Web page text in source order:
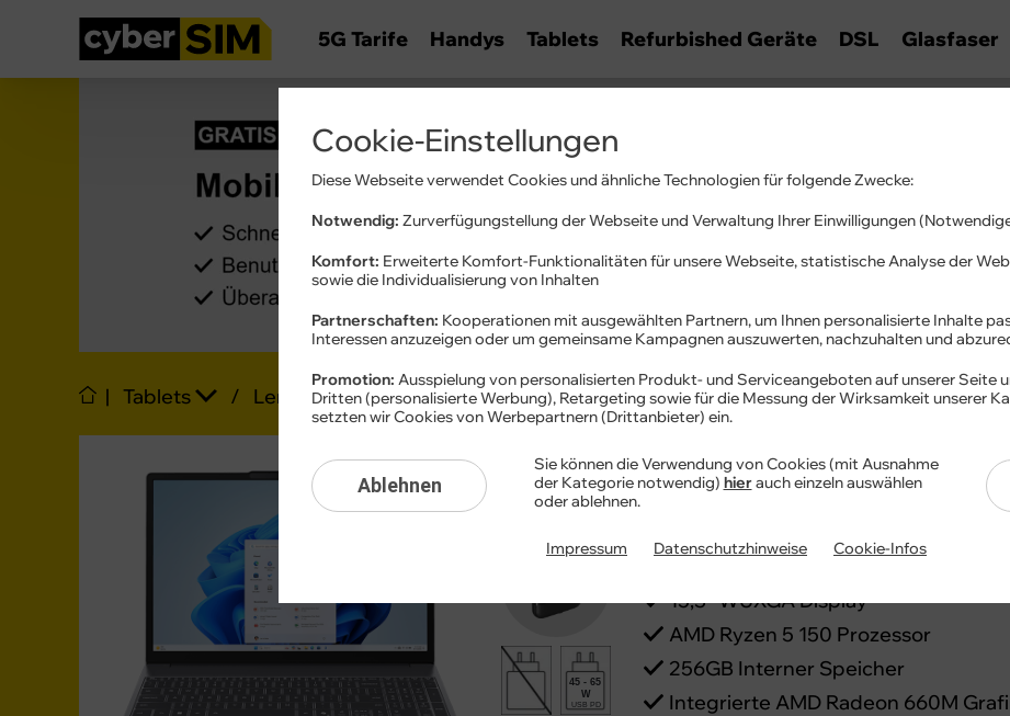
5G Tarife Handys Tablets Refurbished Geräte DSL Glasfaser
| Tablets / Lenovo /IdeaPad Slim 3 15ARP10
GRATIS
45 - 65
W
USB PD
Lenovo IdeaPad Slim 3
mit Vertrag
15,3" WUXGA Display
AMD Ryzen 5 150 Prozessor
256GB Interner Speicher
Integrierte AMD Radeon 660M
Cookie-Einstellungen
Diese Webseite verwendet Cookies und ähnliche Technologien für folgende Zwecke:
Notwendig: Zurverfügungstellung der Webseite und Verwaltung Ihrer Einwilligungen
Komfort: Erweiterte Komfort-Funktionalitäten für unsere Webseite, statistische Analyse der
sowie die Individualisierung von Inhalten
Partnerschaften: Kooperationen mit ausgewählten Partnern, um Ihnen personalisierte Inhalte
Interessen anzuzeigen oder um gemeinsame Kampagnen auszuwerten, nachzuhalten und
Promotion: Ausspielung von personalisierten Produkt- und Serviceangeboten auf unserer Seite
Dritten (personalisierte Werbung), Retargeting sowie für die Messung der Wirksamkeit unserer
setzten wir Cookies von Werbepartnern (Drittanbieter) ein.
Ablehnen
Sie können die Verwendung von Cookies (mit Ausnahme
der Kategorie notwendig) hierauch einzeln auswählen
oder ablehnen.
Impressum Datenschutzhinweise Cookie-Infos